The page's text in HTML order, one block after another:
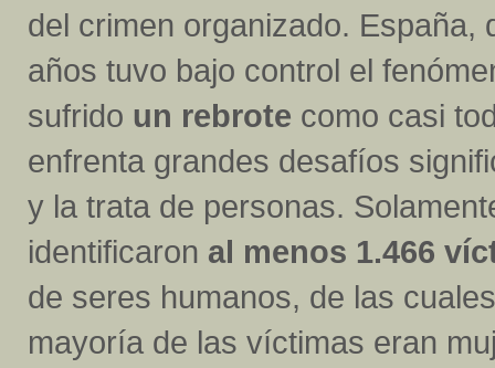
del crimen organizado. España,
años tuvo bajo control el
sufrido un rebrote como casi
enfrenta grandes desafíos
y la trata de personas.
identificaron al menos 1.466
de seres humanos, de las
mayoría de las víctimas eran